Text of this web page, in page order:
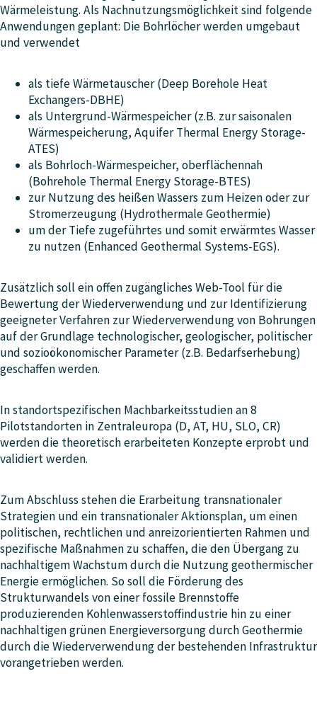
Wärmeleistung. Als Nachnutzungsmöglichkeit sind folgende
Anwendungen geplant: Die Bohrlöcher werden umgebaut
und verwendet
als tiefe Wärmetauscher (Deep Borehole Heat
Exchangers-DBHE)
als Untergrund-Wärmespeicher (z.B. zur saisonalen
Wärmespeicherung, Aquifer Thermal Energy Storage-
ATES)
als Bohrloch-Wärmespeicher, oberflächennah
(Bohrehole Thermal Energy Storage-BTES)
zur Nutzung des heißen Wassers zum Heizen oder zur
Stromerzeugung (Hydrothermale Geothermie)
um der Tiefe zugeführtes und somit erwärmtes Wasser
zu nutzen (Enhanced Geothermal Systems-EGS).
Zusätzlich soll ein offen zugängliches Web-Tool für die
Bewertung der Wiederverwendung und zur Identifizierung
geeigneter Verfahren zur Wiederverwendung von Bohrungen
auf der Grundlage technologischer, geologischer, politischer
und sozioökonomischer Parameter (z.B. Bedarfserhebung)
geschaffen werden.
In standortspezifischen Machbarkeitsstudien an 8
Pilotstandorten in Zentraleuropa (D, AT, HU, SLO, CR)
werden die theoretisch erarbeiteten Konzepte erprobt und
validiert werden.
Zum Abschluss stehen die Erarbeitung transnationaler
Strategien und ein transnationaler Aktionsplan, um einen
politischen, rechtlichen und anreizorientierten Rahmen und
spezifische Maßnahmen zu schaffen, die den Übergang zu
nachhaltigem Wachstum durch die Nutzung geothermischer
Energie ermöglichen. So soll die Förderung des
Strukturwandels von einer fossile Brennstoffe
produzierenden Kohlenwasserstoffindustrie hin zu einer
nachhaltigen grünen Energieversorgung durch Geothermie
durch die Wiederverwendung der bestehenden Infrastruktur
vorangetrieben werden.